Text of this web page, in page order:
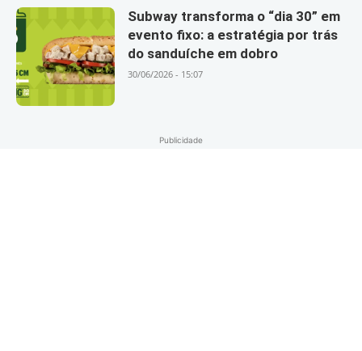
Subway transforma o “dia 30” em
evento fixo: a estratégia por trás
do sanduíche em dobro
30/06/2026 - 15:07
Publicidade